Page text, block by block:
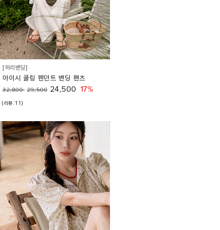
[허리밴딩]
아이시 쿨링 펜던트 밴딩 팬츠
32,800 29,500 24,500 17%
(리뷰:11)